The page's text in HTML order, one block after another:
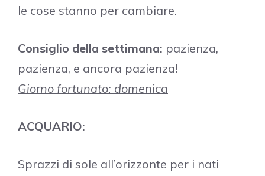
le cose stanno per cambiare.
Consiglio della settimana: pazienza,
pazienza, e ancora pazienza!
Giorno fortunato: domenica
ACQUARIO:
Sprazzi di sole all’orizzonte per i nati